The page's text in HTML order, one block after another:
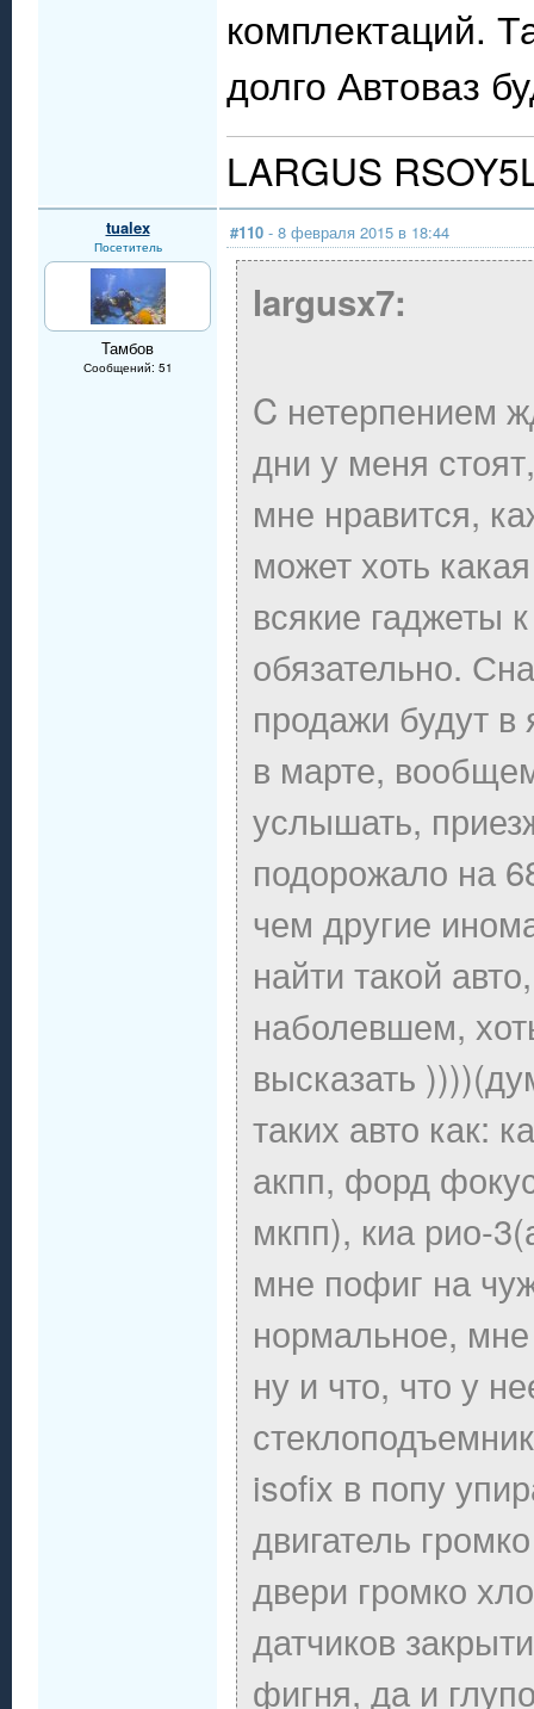
комплектаций.
долго Автоваз
LARGUS
tualex
Посетитель
Тамбов
Сообщений: 51
#110 - 8 февраля 2015 в 18:44
largusx7:
C нетерпением
дни у меня
мне нравится,
может хоть
всякие гаджеты
обязательно.
продажи будут
в марте,
услышать,
подорожало на
чем другие
найти такой
наболевшем,
высказать
таких авто как:
акпп, форд
мкпп), киа рио-
мне пофиг на
нормальное,
ну и что, что у
isofix в попу
двигатель
двери громко
датчиков
фигня, да и